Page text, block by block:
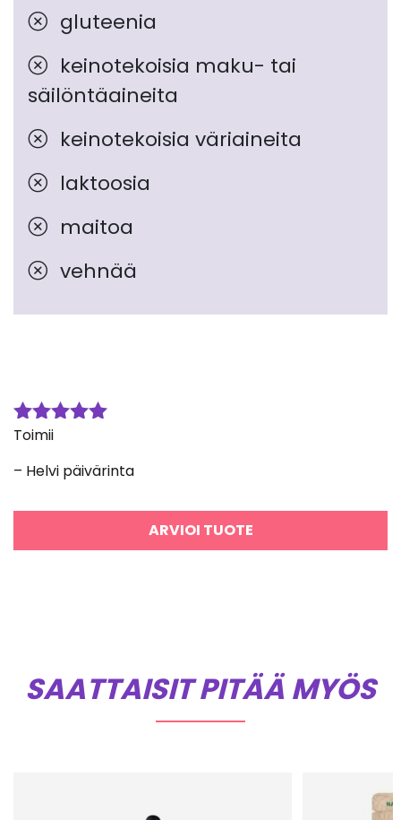
gluteenia
keinotekoisia maku- tai
säilöntäaineita
keinotekoisia väriaineita
laktoosia
maitoa
vehnää
Arvostelu
5 / 5
Toimii
– Helvi päivärinta
ARVIOI TUOTE
SAATTAISIT PITÄÄ MYÖS